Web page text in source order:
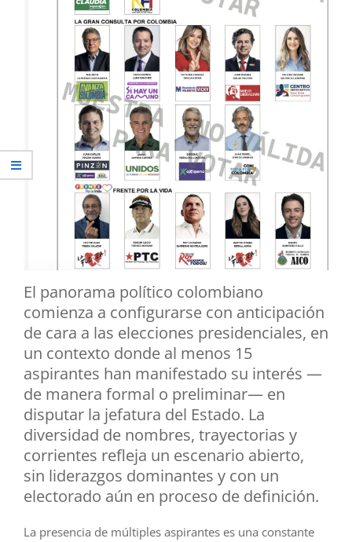
El panorama político colombiano
comienza a configurarse con anticipación
de cara a las elecciones presidenciales, en
un contexto donde al menos 15
aspirantes han manifestado su interés —
de manera formal o preliminar— en
disputar la jefatura del Estado. La
diversidad de nombres, trayectorias y
corrientes refleja un escenario abierto,
sin liderazgos dominantes y con un
electorado aún en proceso de definición.
La presencia de múltiples aspirantes es una constante